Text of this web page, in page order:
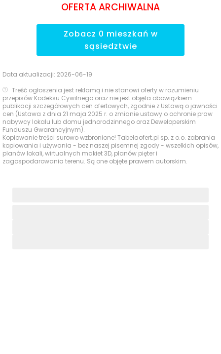
na miejscu, natomiast pozostałe podstawowe usługi nie
zostały potwierdzone w zasięgu do 1000 m.
Parki i zieleń - w promieniu 1 km
Otoczenie Osiedla Gwiazdowo zapewnia wygodny,
na terenie inwestycji oraz bliskości kameralnego parku
podworskiego.
Typ usługi Nazwa Odległość
Czas
pieszo
Zieleń na
Zieleń osiedlowa i
OFERTA ARCHIWALNA
Zobacz 0 mieszkań w
sąsiedztwie
Data aktualizacji: 2026-06-19
Treść ogłoszenia jest reklamą i nie stanowi oferty w rozumieniu
przepisów Kodeksu Cywilnego oraz nie jest objęta obowiązkiem
publikacji szczegółowych cen ofertowych, zgodnie z Ustawą o jawności
cen (Ustawa z dnia 21 maja 2025 r. o zmianie ustawy o ochronie praw
nabywcy lokalu lub domu jednorodzinnego oraz Deweloperskim
Funduszu Gwarancyjnym).
Kopiowanie treści surowo wzbronione! Tabelaofert.pl sp. z o.o. zabrania
kopiowania i używania - bez naszej pisemnej zgody - wszelkich opisów,
planów lokali, wirtualnych makiet 3D, planów pięter i
zagospodarowania terenu. Są one objęte prawem autorskim.